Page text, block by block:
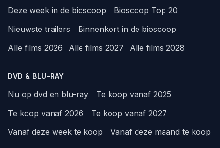
Deze week in de bioscoop
Bioscoop Top 20
Nieuwste trailers
Binnenkort in de bioscoop
Alle films 2026
Alle films 2027 Alle films 2028
DVD & BLU-RAY
Nu op dvd en blu-ray
Te koop vanaf 2025
Te koop vanaf 2026
Te koop vanaf 2027
Vanaf deze week te koop
Vanaf deze maand te koop